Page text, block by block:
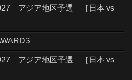
アジア地区予選 ［日本 vs
アジア地区予選 ［日本 vs